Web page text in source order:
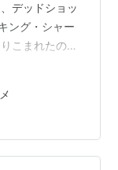
デッドショッ
ング・シャー
こまれたの
だった！
も死。 そんな
る、DCコミッ
ニメが登場す
妙な冒険」ア